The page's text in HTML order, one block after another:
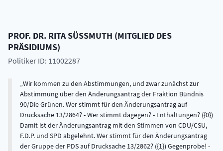
PROF. DR. RITASÜSSMUTH (MITGLIED DES
PRÄSIDIUMS)
Politiker ID: 11002287
Wir kommen zu den Abstimmungen, und zwar zunächst zur
Abstimmung über den Änderungsantrag der Fraktion Bündnis
90/Die Grünen. Wer stimmt für den Änderungsantrag auf
Drucksache 13/2864? - Wer stimmt dagegen? - Enthaltungen? ({0})
Damit ist der Änderungsantrag mit den Stimmen von CDU/CSU,
F.D.P. und SPD abgelehnt. Wer stimmt für den Änderungsantrag
der Gruppe der PDS auf Drucksache 13/2862? ({1}) Gegenprobe! -